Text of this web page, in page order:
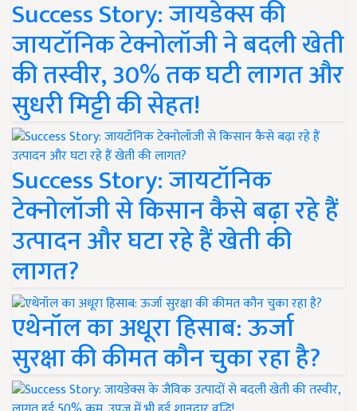
Success Story: जायडेक्स की
जायटॉनिक टेक्नोलॉजी ने बदली खेती
की तस्वीर, 30% तक घटी लागत और
सुधरी मिट्टी की सेहत!
Success Story: जायटॉनिक
टेक्नोलॉजी से किसान कैसे बढ़ा रहे हैं
उत्पादन और घटा रहे हैं खेती की
लागत?
एथेनॉल का अधूरा हिसाब: ऊर्जा
सुरक्षा की कीमत कौन चुका रहा है?